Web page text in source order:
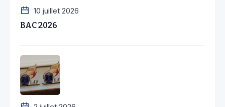
10 juillet 2026
BAC 2026